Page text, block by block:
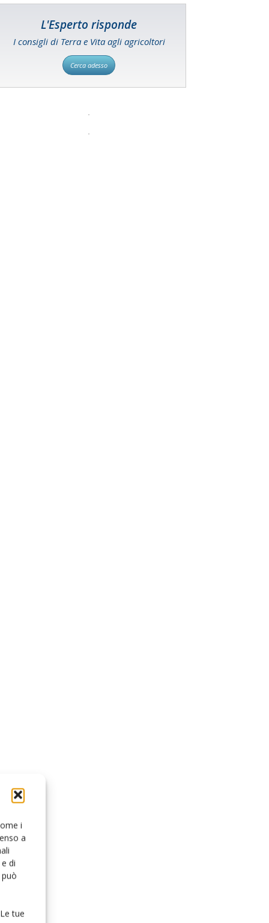
i
a
di
tue
L'Esperto risponde
I consigli di Terra e Vita agli agricoltori
Cerca adesso